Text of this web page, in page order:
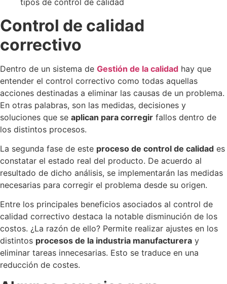
Control de calidad
correctivo
Dentro de un sistema de Gestión de la calidad hay que
entender el control correctivo como todas aquellas
acciones destinadas a eliminar las causas de un problema.
En otras palabras, son las medidas, decisiones y
soluciones que se aplican para corregir fallos dentro de
los distintos procesos.
La segunda fase de este proceso de control de calidad es
constatar el estado real del producto. De acuerdo al
resultado de dicho análisis, se implementarán las medidas
necesarias para corregir el problema desde su origen.
Entre los principales beneficios asociados al control de
calidad correctivo destaca la notable disminución de los
costos. ¿La razón de ello? Permite realizar ajustes en los
distintos procesos de la industria manufacturera y
eliminar tareas innecesarias. Esto se traduce en una
reducción de costes.